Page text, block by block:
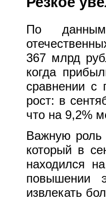
По
367 млрд
когда
сравнении с
рост: в
что на 9,2%
Важную роль
который в
находился
повышении
извлекать